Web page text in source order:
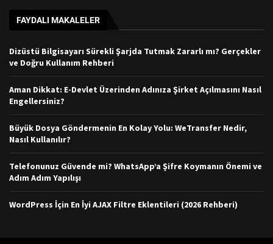
FAYDALI MAKALELER
Dizüstü Bilgisayarı Sürekli Şarjda Tutmak Zararlı mı? Gerçekler
ve Doğru Kullanım Rehberi
Aman Dikkat: E-Devlet Üzerinden Adınıza Şirket Açılmasını Nasıl
Engellersiniz?
Büyük Dosya Göndermenin En Kolay Yolu: WeTransfer Nedir,
Nasıl Kullanılır?
Telefonunuz Güvende mi? WhatsApp’a Şifre Koymanın Önemi ve
Adım Adım Yapılışı
WordPress İçin En İyi AJAX Filtre Eklentileri (2026 Rehberi)